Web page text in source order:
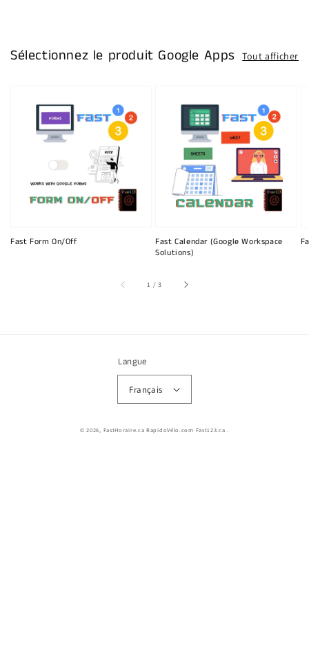
Sélectionnez le produit Google Apps Tout afficher
Fast Form On/Off
Fast Calendar (Google Workspace
Solutions)
1 /sur
3
Langue
Français
© 2026, FastHoraire.ca RapidoVélo.com Fast123.ca .